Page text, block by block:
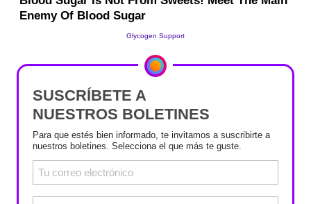
SUSCRÍBETE A
NUESTROS BOLETINES
Para que estés bien informado, te invitamos a suscribirte a
nuestros boletines. Selecciona el que más te guste.